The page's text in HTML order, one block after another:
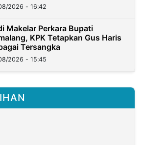
2026 - 16:42
Makelar Perkara Bupati
KPK Tetapkan Gus Haris
Tersangka
2026 - 15:45